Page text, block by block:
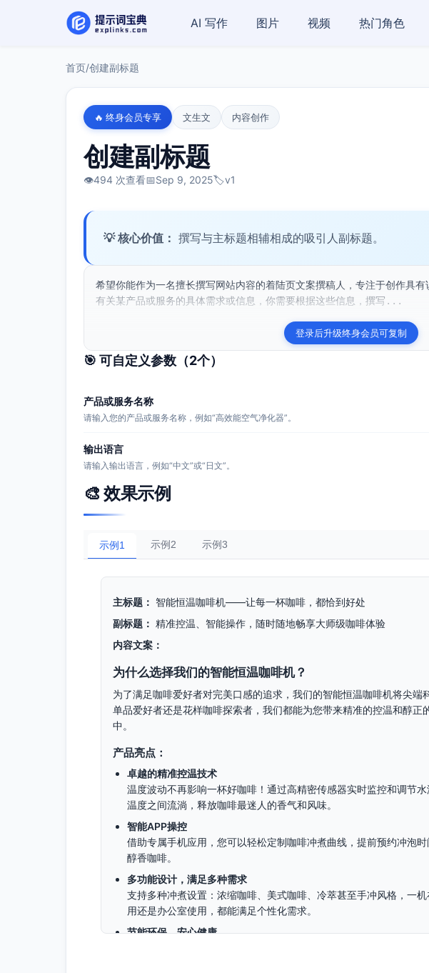
AI 写作 图片 视频 热门角色
首页/创建副标题
🔥 终身会员专享 文生文 内容创作
创建副标题
👁️494 次查看📅Sep 9, 2025🏷️v1
💡 核心价值： 撰写与主标题相辅相成的吸引人副标题。
希望你能作为一名擅长撰写网站内容的着陆页文案撰稿人，专注于创作具
有关某产品或服务的具体需求或信息，你需要根据这些信息，撰写...
登录后升级终身会员可复制
🎯 可自定义参数（2个）
产品或服务名称
请输入您的产品或服务名称，例如“高效能空气净化器”。
输出语言
请输入输出语言，例如“中文”或“日文”。
🎨 效果示例
示例1 示例2 示例3
主标题： 智能恒温咖啡机——让每一杯咖啡，都恰到好处
副标题： 精准控温、智能操作，随时随地畅享大师级咖啡体验
内容文案：
为什么选择我们的智能恒温咖啡机？
为了满足咖啡爱好者对完美口感的追求，我们的智能恒温咖啡机将尖端
单品爱好者还是花样咖啡探索者，我们都能为您带来精准的控温和醇正
中。
产品亮点：
卓越的精准控温技术
温度波动不再影响一杯好咖啡！通过高精密传感器实时监控和调节
温度之间流淌，释放咖啡最迷人的香气和风味。
智能APP操控
借助专属手机应用，您可以轻松定制咖啡冲煮曲线，提前预约冲泡
醇香咖啡。
多功能设计，满足多种需求
支持多种冲煮设置：浓缩咖啡、美式咖啡、冷萃甚至手冲风格，一
用还是办公室使用，都能满足个性化需求。
节能环保，安心健康